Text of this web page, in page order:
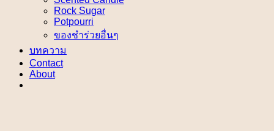
Rock Sugar
Potpourri
ของชำร่วยอื่นๆ
บทความ
Contact
About